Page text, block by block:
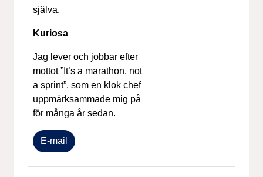
själva.
Kuriosa
Jag lever och jobbar efter
mottot ”It’s a marathon, not
a sprint”, som en klok chef
uppmärksammade mig på
för många år sedan.
E-mail